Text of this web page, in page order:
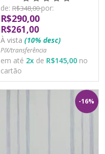
de: R$348,00por:
R$290,00
R$261,00
À vista (10% desc)
PIX/transferência
em até 2x de R$145,00 no
cartão
-16%